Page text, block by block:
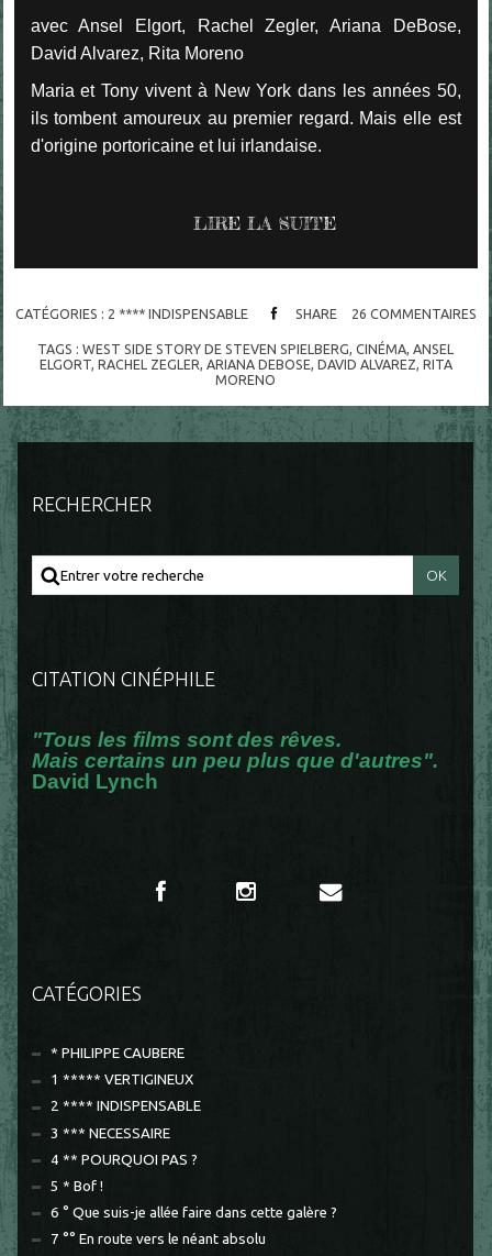
avec Ansel Elgort, Rachel Zegler, Ariana DeBose,
David Alvarez, Rita Moreno
Maria et Tony vivent à New York dans les années 50,
ils tombent amoureux au premier regard. Mais elle est
d'origine portoricaine et lui irlandaise.
LIRE LA SUITE
CATÉGORIES : 2 **** INDISPENSABLE SHARE 26 COMMENTAIRES
TAGS :WEST SIDE STORY DE STEVEN SPIELBERG,CINÉMA,ANSEL
ELGORT, RACHEL ZEGLER, ARIANA DEBOSE, DAVID ALVAREZ, RITA
MORENO
RECHERCHER
CITATION CINÉPHILE
"Tous les films sont des rêves.
Mais certains un peu plus que d'autres".
David Lynch
CATÉGORIES
* PHILIPPE CAUBERE
1 ***** VERTIGINEUX
2 **** INDISPENSABLE
3 *** NECESSAIRE
4 ** POURQUOI PAS ?
5 * Bof !
6 ° Que suis-je allée faire dans cette galère ?
7 °° En route vers le néant absolu